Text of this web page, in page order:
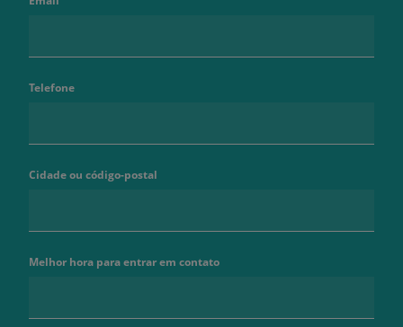
Telefone
Cidade ou código-postal
Melhor hora para entrar em contato